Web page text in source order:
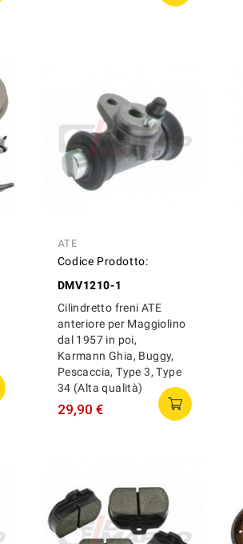
ATE
Codice Prodotto:
DMV1210-1
Cilindretto freni ATE
anteriore per Maggiolino
dal 1957 in poi,
Karmann Ghia, Buggy,
Pescaccia, Type 3, Type
34 (Alta qualità)
29,90 €